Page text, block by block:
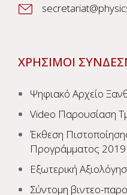
ΧΡΗΣΙΜΟΙ
Ψηφιακό Αρχείο
Video Παρουσίαση
Έκθεση
Προγράμματος 2019
Εξωτερική
Σύντομη βιντεο-